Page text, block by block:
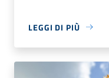
LEGGI DI PIÙ